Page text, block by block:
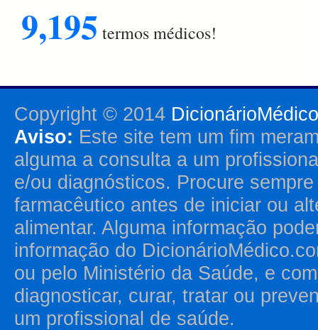
9,195 termos médicos!
Copyright © 2014
Aviso: Este site tem um fim
alguma a consulta a um
e/ou diagnósticos. Procure
farmacêutico antes de iniciar ou
alimentar. Alguma informação
informação do
ou pelo Ministério da Saúde, e
diagnosticar, curar, tratar ou
um profissional de saúde.